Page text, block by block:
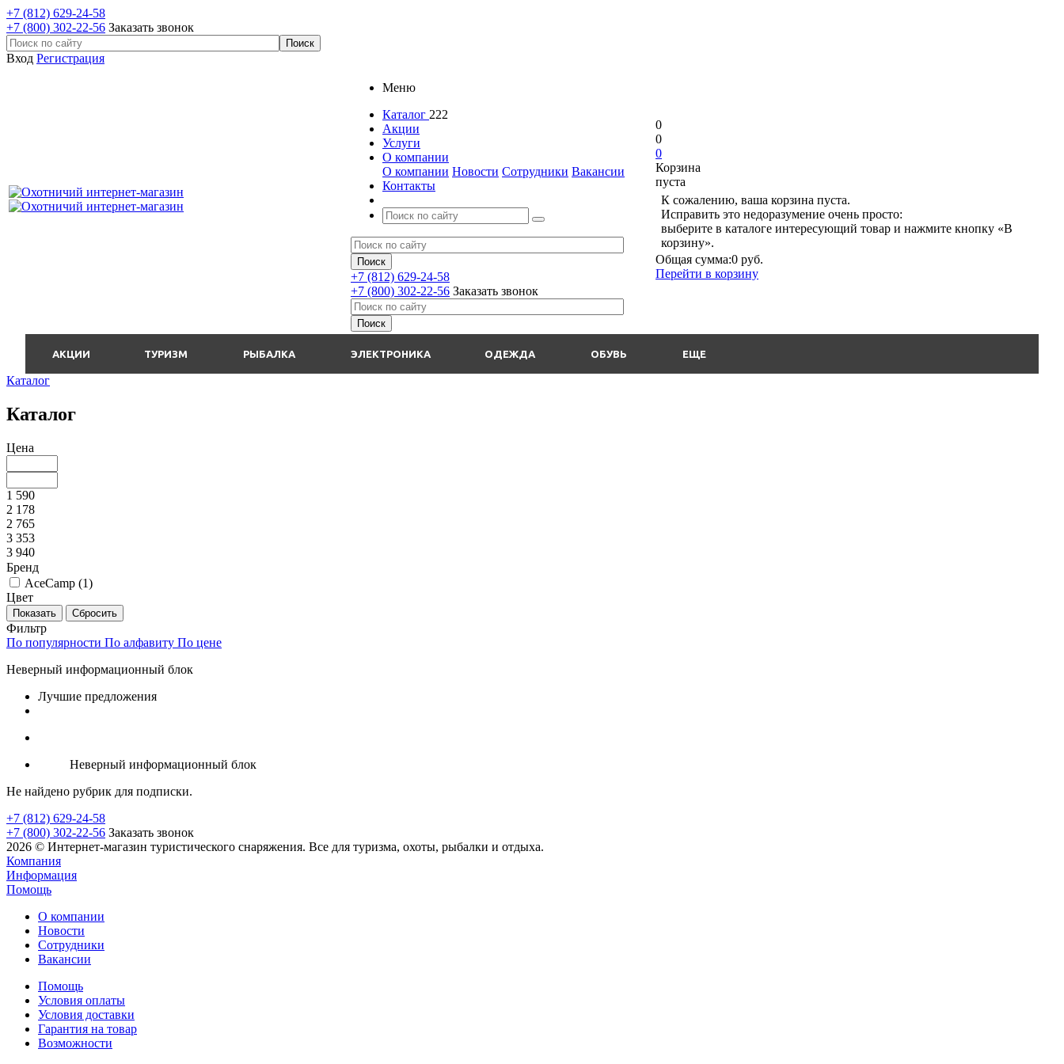
+7 (812) 629-24-58
+7 (800) 302-22-56 Заказать звонок
Вход Регистрация
Меню
Каталог 222
Акции
Услуги
О компании
О компании Новости Сотрудники Вакансии
Контакты
+7 (812) 629-24-58
+7 (800) 302-22-56 Заказать звонок
0
0
0
Корзина
пуста
К сожалению, ваша корзина пуста.
Исправить это недоразумение очень просто:
выберите в каталоге интересующий товар и нажмите кнопку «В
корзину».
Общая сумма:0 руб.
Перейти в корзину
АКЦИИ ТУРИЗМ РЫБАЛКА ЭЛЕКТРОНИКА ОДЕЖДА ОБУВЬ ЕЩЕ
Каталог
Каталог
Цена
1 590
2 178
2 765
3 353
3 940
Бренд
AceCamp (1)
Цвет
Фильтр
По популярности По алфавиту По цене
Неверный информационный блок
Лучшие предложения
Неверный информационный блок
Не найдено рубрик для подписки.
+7 (812) 629-24-58
+7 (800) 302-22-56 Заказать звонок
2026 © Интернет-магазин туристического снаряжения. Все для туризма, охоты, рыбалки и отдыха.
Компания
Информация
Помощь
О компании
Новости
Сотрудники
Вакансии
Помощь
Условия оплаты
Условия доставки
Гарантия на товар
Возможности